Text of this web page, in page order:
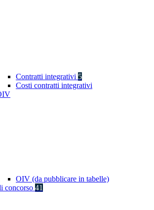
Contratti integrativi 5
Costi contratti integrativi
OIV (da pubblicare in tabelle)
concorso 41